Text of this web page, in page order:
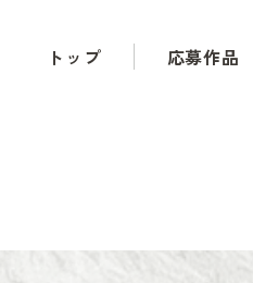
トップ 応募作品